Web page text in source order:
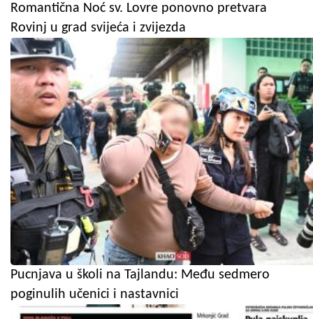
Romantična Noć sv. Lovre ponovno pretvara
Rovinj u grad svijeća i zvijezda
Pucnjava u školi na Tajlandu: Među sedmero
poginulih učenici i nastavnici